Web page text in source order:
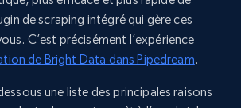
de scraping intégré qui gère ces
C’est précisément l’expérience
de Bright Data dans Pipedream.
une liste des principales raisons